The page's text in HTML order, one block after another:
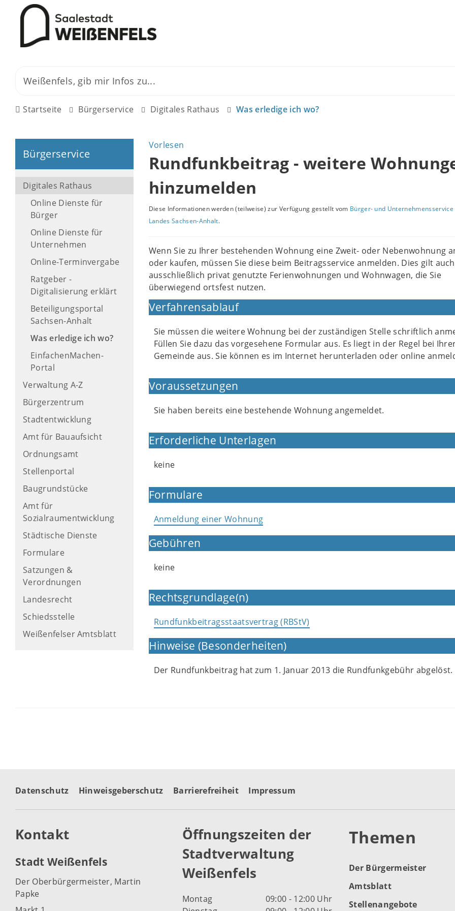
Startseite Bürgerservice Digitales Rathaus Was erledige ich wo?
Bürgerservice
Digitales Rathaus
Online Dienste für
Bürger
Online Dienste für
Unternehmen
Online-Terminvergabe
Ratgeber -
Digitalisierung erklärt
Beteiligungsportal
Sachsen-Anhalt
Was erledige ich wo?
EinfachenMachen-
Portal
Verwaltung A-Z
Bürgerzentrum
Stadtentwicklung
Amt für Bauaufsicht
Ordnungsamt
Stellenportal
Baugrundstücke
Amt für
Sozialraumentwicklung
Städtische Dienste
Formulare
Satzungen &
Verordnungen
Landesrecht
Schiedsstelle
Weißenfelser Amtsblatt
Vorlesen
Rundfunkbeitrag - weitere
hinzumelden
Diese Informationen werden (teilweise) zur Verfügung gestellt vom Bürger- und Unternehmensservice
Landes Sachsen-Anhalt.
Wenn Sie zu Ihrer bestehenden Wohnung eine Zweit- oder Nebenwohnung
oder kaufen, müssen Sie diese beim Beitragsservice anmelden. Dies gilt
ausschließlich privat genutzte Ferienwohnungen und Wohnwagen, die Sie
überwiegend ortsfest nutzen.
Verfahrensablauf
Sie müssen die weitere Wohnung bei der zuständigen Stelle schriftlich
Füllen Sie dazu das vorgesehene Formular aus. Es liegt in der Regel bei
Gemeinde aus. Sie können es im Internet herunterladen oder online
Voraussetzungen
Sie haben bereits eine bestehende Wohnung angemeldet.
Erforderliche Unterlagen
keine
Formulare
Anmeldung einer Wohnung
Gebühren
keine
Rechtsgrundlage(n)
Rundfunkbeitragsstaatsvertrag (RBStV)
Hinweise (Besonderheiten)
Der Rundfunkbeitrag hat zum 1. Januar 2013 die Rundfunkgebühr abgelöst.
Datenschutz Hinweisgeberschutz Barrierefreiheit Impressum
Kontakt
Stadt Weißenfels
Der Oberbürgermeister, Martin
Papke
Öffnungszeiten der
Stadtverwaltung
Weißenfels
Montag
09:00 - 12:00 Uhr
Themen
Der Bürgermeister
Amtsblatt
Stellenangebote